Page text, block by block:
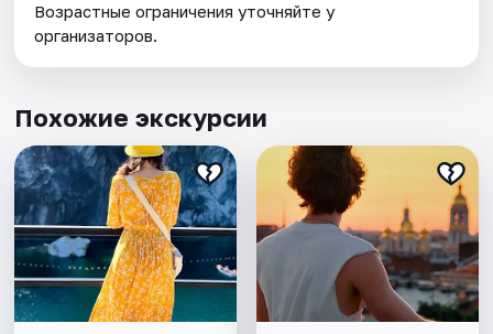
Возрастные ограничения уточняйте у
организаторов.
Похожие экскурсии